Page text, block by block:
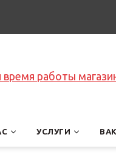
время работы
УСЛУГИ